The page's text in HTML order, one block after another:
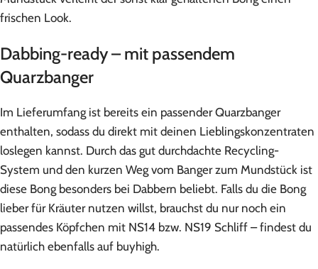
frischen Look.
Dabbing-ready – mit passendem
Quarzbanger
Im Lieferumfang ist bereits ein passender Quarzbanger
enthalten, sodass du direkt mit deinen Lieblingskonzentraten
loslegen kannst. Durch das gut durchdachte Recycling-
System und den kurzen Weg vom Banger zum Mundstück ist
diese Bong besonders bei Dabbern beliebt. Falls du die Bong
lieber für Kräuter nutzen willst, brauchst du nur noch ein
passendes Köpfchen mit NS14 bzw. NS19 Schliff – findest du
natürlich ebenfalls auf buyhigh.